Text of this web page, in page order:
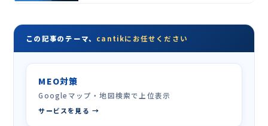
この記事のテーマ、 cantikにお任せください
MEO対策
Googleマップ・地図検索で上位表示
サービスを見る →